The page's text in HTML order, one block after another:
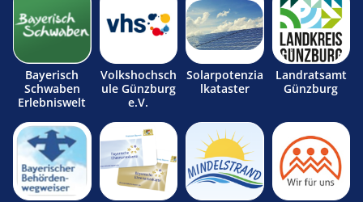
Bayerisch
Schwaben
Erlebniswelt
Volkshochsch
ule Günzburg
e.V.
Solarpotenzia
lkataster
Landratsamt
Günzburg